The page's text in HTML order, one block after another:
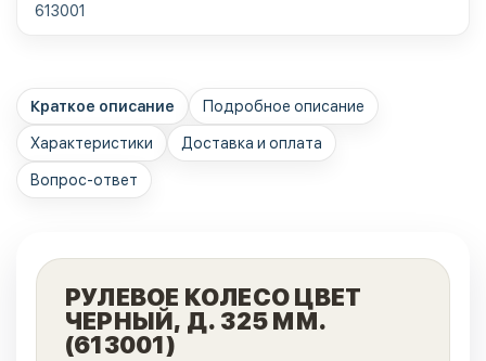
613001
Краткое описание Подробное описание
Характеристики Доставка и оплата
Вопрос-ответ
РУЛЕВОЕ КОЛЕСО ЦВЕТ
ЧЕРНЫЙ, Д. 325 ММ.
(613001)